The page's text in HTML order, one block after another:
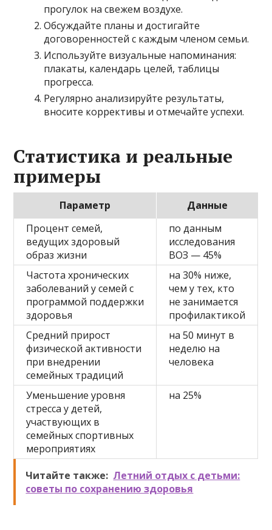
прогулок на свежем воздухе.
Обсуждайте планы и достигайте
договоренностей с каждым членом семьи.
Используйте визуальные напоминания:
плакаты, календарь целей, таблицы
прогресса.
Регулярно анализируйте результаты,
вносите коррективы и отмечайте успехи.
Статистика и реальные
примеры
Параметр
Данные
Процент семей,
ведущих здоровый
образ жизни
по данным
исследования
ВОЗ — 45%
Частота хронических
заболеваний у семей с
программой поддержки
здоровья
на 30% ниже,
чем у тех, кто
не занимается
профилактикой
Средний прирост
физической активности
при внедрении
семейных традиций
на 50 минут в
неделю на
человека
Уменьшение уровня
стресса у детей,
участвующих в
семейных спортивных
мероприятиях
на 25%
Читайте также: Летний отдых с детьми:
советы по сохранению здоровья